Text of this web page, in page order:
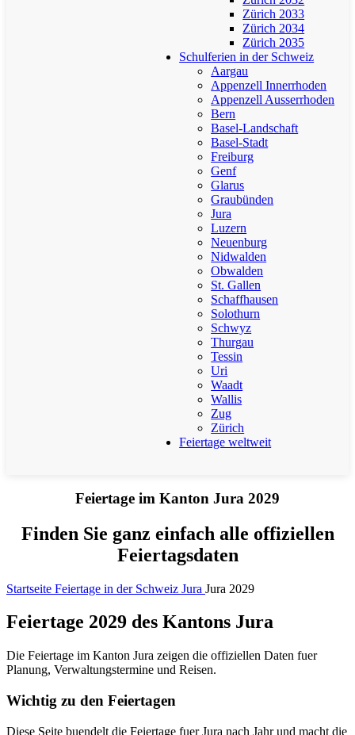
Zürich 2033
Zürich 2034
Zürich 2035
Schulferien in der Schweiz
Aargau
Appenzell Innerrhoden
Appenzell Ausserrhoden
Bern
Basel-Landschaft
Basel-Stadt
Freiburg
Genf
Glarus
Graubünden
Jura
Luzern
Neuenburg
Nidwalden
Obwalden
St. Gallen
Schaffhausen
Solothurn
Schwyz
Thurgau
Tessin
Uri
Waadt
Wallis
Zug
Zürich
Feiertage weltweit
Feiertage im Kanton Jura 2029
Finden Sie ganz einfach alle offiziellen
Feiertagsdaten
Startseite Feiertage in der Schweiz Jura Jura 2029
Feiertage 2029 des Kantons Jura
Die Feiertage im Kanton Jura zeigen die offiziellen Daten fuer
Planung, Verwaltungstermine und Reisen.
Wichtig zu den Feiertagen
Diese Seite buendelt die Feiertage fuer Jura nach Jahr und macht die